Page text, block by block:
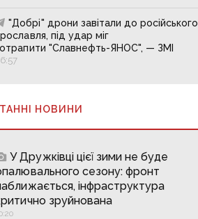
"Добрі" дрони завітали до російського
під удар міг
"Славнефть-ЯНОС", — ЗМІ
НОВИНИ
У Дружківці цієї зими не буде
сезону: фронт
інфраструктура
зруйнована